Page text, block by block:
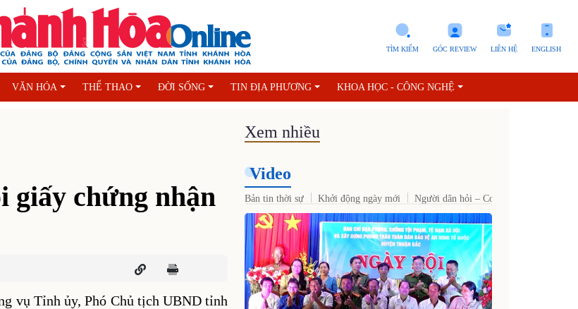
ENGLISH
LIÊN HỆ
GÓC REVIEW
TÌM KIẾM
VĂN HÓA THỂ THAO ĐỜI SỐNG TIN ĐỊA PHƯƠNG KHOA HỌC - CÔNG NGHỆ
giấy chứng nhận
vụ Tỉnh ủy, Phó Chủ tịch UBND tỉnh
Xem nhiều
Video
Bản tin thời sự Khởi động ngày mới Người dân hỏi – Cơ quan nhà nước trả